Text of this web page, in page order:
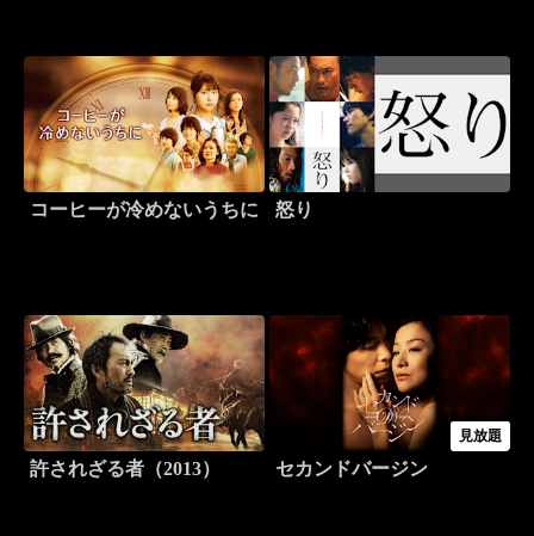
コーヒーが冷めないうちに 怒り
許されざる者（2013）
見放題
セカンドバージン